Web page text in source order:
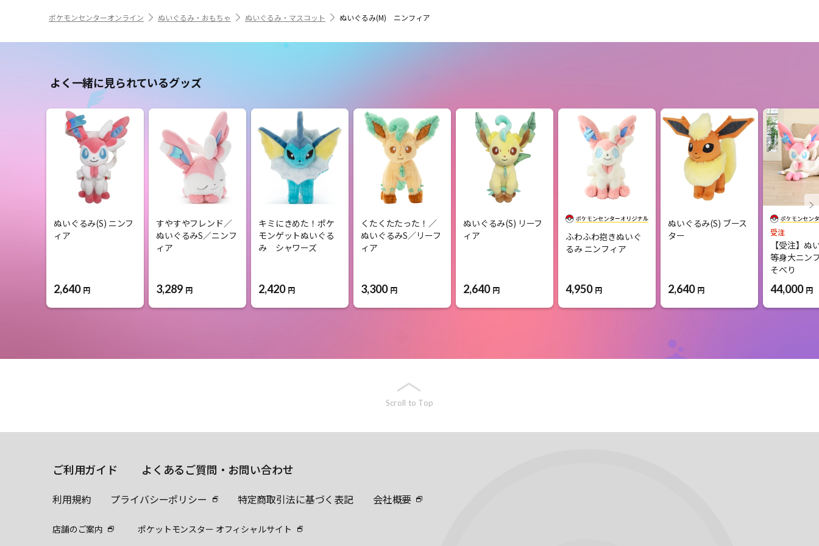
ポケモンセンターオンライン ぬいぐるみ・おもちゃ ぬいぐるみ・マスコット ぬいぐるみ(M) ニンフィア
よく一緒に見られているグッズ
ぬいぐるみ(S) ニンフ
ィア
2,640 円
すやすやフレンド／
ぬいぐるみS／ニンフ
ィア
3,289 円
キミにきめた！ポケ
モンゲットぬいぐる
み シャワーズ
2,420 円
くたくたたった！／
ぬいぐるみS／リーフ
ィア
3,300 円
ぬいぐるみ(S) リーフ
ィア
2,640 円
ふわふわ抱きぬいぐ
るみ ニンフィア
4,950 円
ぬいぐるみ(S) ブース
ター
2,640 円
受注
【受注】ぬ
等身大ニン
そべり
44,000 円
Scroll to Top
ご利用ガイド よくあるご質問・お問い合わせ
利用規約 プライバシーポリシー 特定商取引法に基づく表記 会社概要
店舗のご案内 ポケットモンスター オフィシャルサイト